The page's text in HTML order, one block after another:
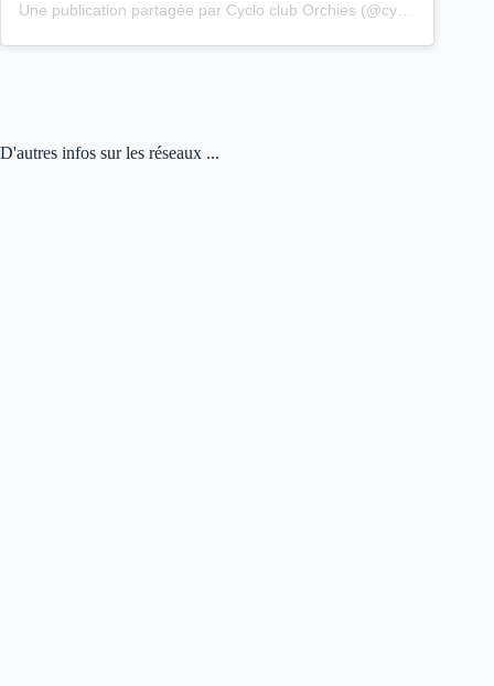
D'autres infos sur les réseaux ...